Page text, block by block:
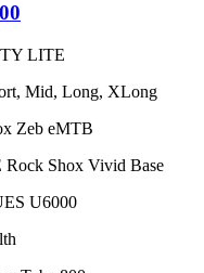
LITE
Mid, Long, XLong
Zeb eMTB
Rock Shox Vivid Base
U6000